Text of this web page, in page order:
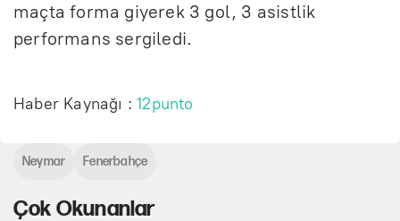
maçta forma giyerek 3 gol, 3 asistlik
performans sergiledi.
Haber Kaynağı :12punto
Çok Okunanlar
Neymar Fenerbahçe